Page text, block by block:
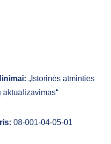
„Istorinės atminties
08-001-04-05-01